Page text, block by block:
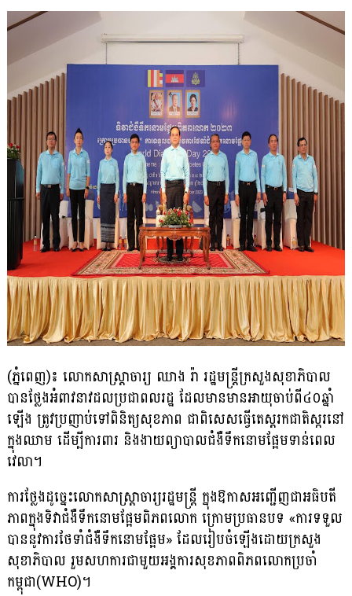
(ភ្នំពេញ)៖ លោកសាស្ដ្រាចារ្យ ឈាង រ៉ា រដ្ឋមន្ដ្រីក្រសួងសុខាភិបាល
បានថ្លែងអំពាវនាវដលប្រជាពលរដ្ឋ ដែលមានមានអាយុ​ចាប់ពី៤០ឆ្នាំ
ឡើង ត្រូវប្រញាប់ទៅពិនិត្យសុខភាព ជាពិសេសធ្វើតេស្ដរកជាតិស្ករនៅ
ក្នុងឈាម ដើម្បីការពារ និងងាយព្យាបាលជំងឺទឹកនោមផ្អែមទាន់ពេល
វេលា។
ការថ្លែងដូច្នេះលោកសាស្ដ្រាចារ្យរដ្ឋមន្ដ្រី ក្នុងឱកាសអញ្ជើញជាអធិបតី
ភាពក្នុងទិវាជំងឺទឹកនោមផ្អែមពិភពលោក ក្រោមប្រធានបទ «ការទទួល
បាននូវការថែទាំជំងឺទឹកនោមផ្អែម» ដែលរៀបចំឡើងដោយក្រសួង
សុខាភិបាល រួមសហការជាមួយអង្គការសុខភាពពិភពលោកប្រចាំ
កម្ពុជា(WHO)។